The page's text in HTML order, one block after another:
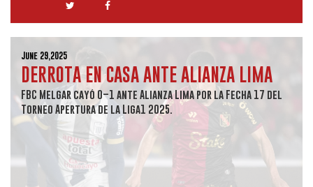
June 29,2025
DERROTA EN CASA ANTE ALIANZA LIMA
FBC Melgar cayó 0–1 ante Alianza Lima por la Fecha 17 del
Torneo Apertura de la Liga1 2025.